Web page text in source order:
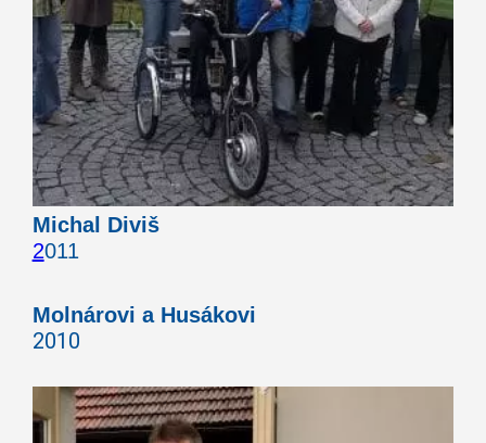
Michal Diviš
2011
Molnárovi a Husákovi
2010